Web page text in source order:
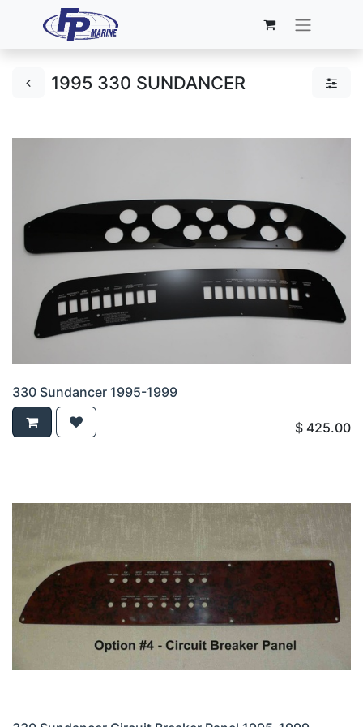
1995 330 SUNDANCER
330 Sundancer 1995-1999
$ 425.00